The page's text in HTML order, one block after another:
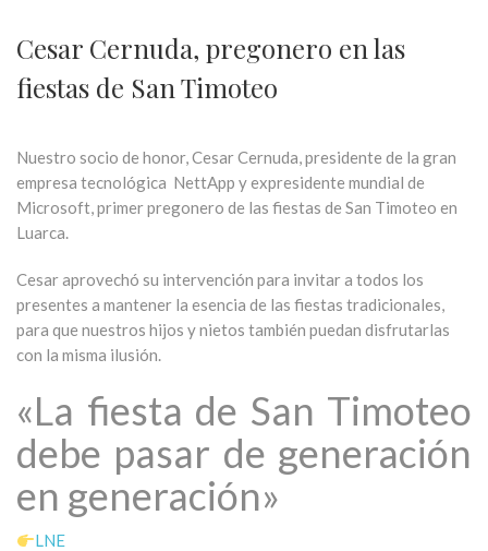
Cesar Cernuda, pregonero en las
fiestas de San Timoteo
Nuestro socio de honor, Cesar Cernuda, presidente de la gran
empresa tecnológica NettApp y expresidente mundial de
Microsoft, primer pregonero de las fiestas de San Timoteo en
Luarca.
Cesar aprovechó su intervención para invitar a todos los
presentes a mantener la esencia de las fiestas tradicionales,
para que nuestros hijos y nietos también puedan disfrutarlas
con la misma ilusión.
«La fiesta de San Timoteo
debe pasar de generación
en generación»
LNE